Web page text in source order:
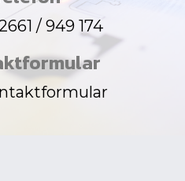
/ 949 174